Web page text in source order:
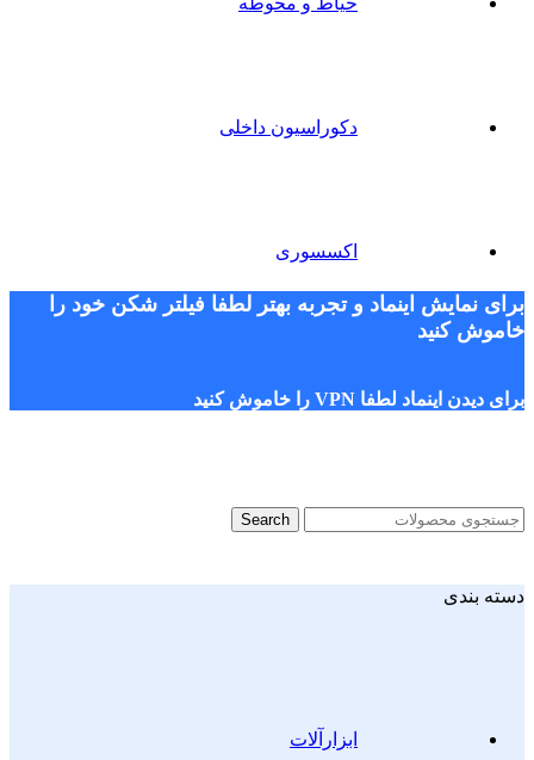
دکوراسیون داخلی
اکسسوری
برای نمایش اینماد و تجربه بهتر لطفا فیلتر شکن خود را
خاموش کنید
برای دیدن اینماد لطفا VPN را خاموش کنید
Search
دسته بندی
ابزارآلات